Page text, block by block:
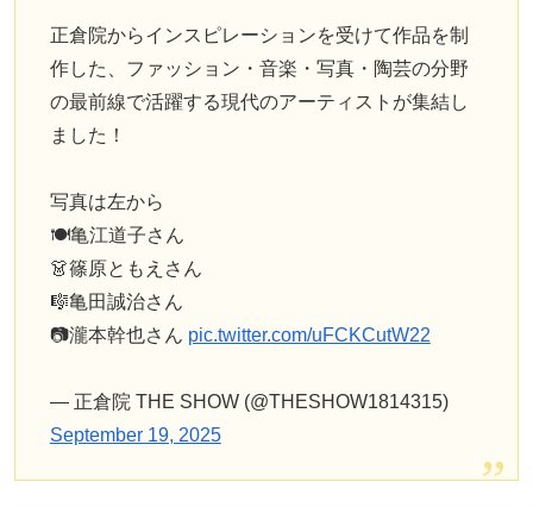
正倉院からインスピレーションを受けて作品を制
作した、ファッション・音楽・写真・陶芸の分野
の最前線で活躍する現代のアーティストが集結し
ました！
写真は左から
🍽️亀江道子さん
👗篠原ともえさん
🎼亀田誠治さん
📷瀧本幹也さん pic.twitter.com/uFCKCutW22
— 正倉院 THE SHOW (@THESHOW1814315)
September 19, 2025